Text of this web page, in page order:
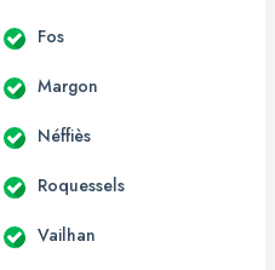
Fos
Margon
Néffiès
Roquessels
Vailhan